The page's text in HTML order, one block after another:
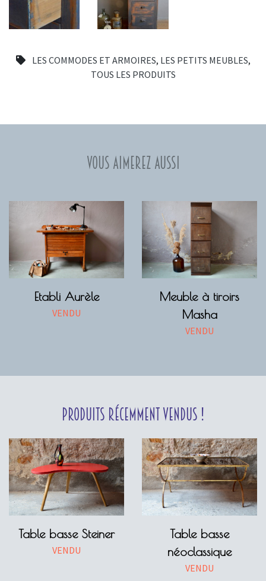
LES COMMODES ET ARMOIRES, LES PETITS MEUBLES,
TOUS LES PRODUITS
Vous aimerez aussi
Etabli Aurèle
VENDU
Meuble à tiroirs
Masha
VENDU
Produits récemment vendus !
Table basse Steiner
VENDU
Table basse
néoclassique
VENDU